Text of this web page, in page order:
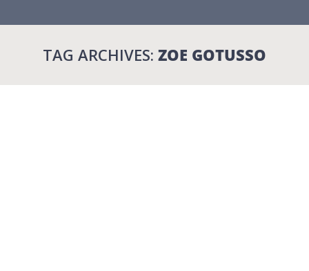
TAG ARCHIVES: ZOE GOTUSSO